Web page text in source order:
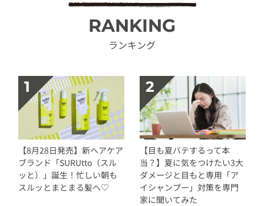
RANKING
ランキング
【8月28日発売】新ヘアケア
ブランド「SURUtto（スル
ッと）」誕生！忙しい朝も
スルッとまとまる髪へ♡
【目も夏バテするって本
当？】夏に気をつけたい3大
ダメージと目もと専用「ア
イシャンプー」対策を専門
家に聞いてみた